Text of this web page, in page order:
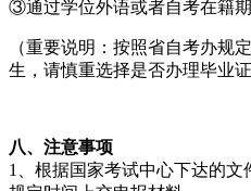
③通过学位外语或者自考在籍期
（重要说明：按照省自考办规
生，请慎重选择是否办理毕业
八、注意事项
1、根据国家考试中心下达的